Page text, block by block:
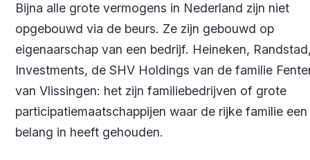
Bijna alle grote vermogens in Nederland zijn niet
opgebouwd via de beurs. Ze zijn gebouwd op
eigenaarschap van een bedrijf. Heineken,
Investments, de SHV Holdings van de familie
van Vlissingen: het zijn familiebedrijven of grote
participatiemaatschappijen waar de rijke familie
belang in heeft gehouden.